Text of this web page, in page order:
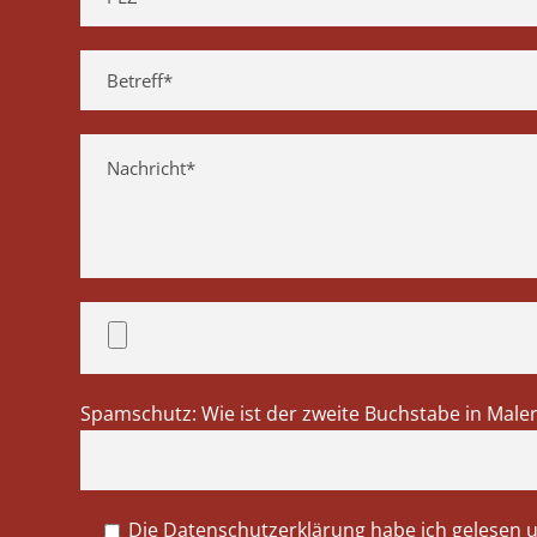
Spamschutz: Wie ist der zweite Buchstabe in
Die Datenschutzerklärung habe ich gelesen